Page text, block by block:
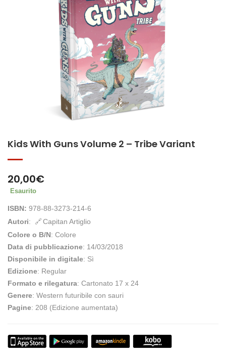
Kids With Guns Volume 2 – Tribe Variant
20,00€
Esaurito
ISBN: 978-88-3273-214-6
Autori:
Capitan Artiglio
Colore o B/N: Colore
Data di pubblicazione: 14/03/2018
Disponibile in digitale: Sì
Edizione: Regular
Formato e rilegatura: Cartonato 17 x 24
Genere: Western futuribile con sauri
Pagine: 208 (Edizione aumentata)